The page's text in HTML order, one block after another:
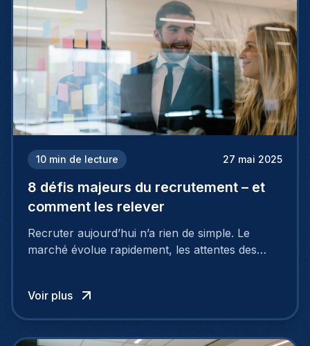
10 min de lecture 27 mai 2025
8 défis majeurs du recrutement – et
comment les relever
Recruter aujourd’hui n’a rien de simple. Le
marché évolue rapidement, les attentes des
profils qualifiés, processus trop longs, mauvaise
image employeur… Et surtout : les candidats ne
Voir plus